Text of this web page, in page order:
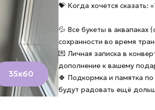
35х60
💝 Когда хочется сказать:
💦 Все букеты в аквапаках
сохранности во время
💌 Личная записка в
дополнение к вашему
🍀 Подкормка и памятка
будут радовать ещё